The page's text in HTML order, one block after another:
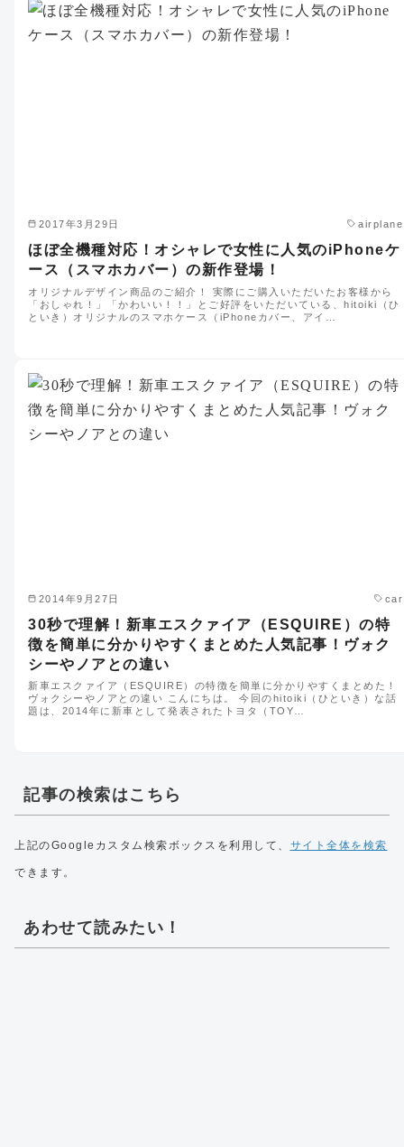
2017年3月29日 airplane
ほぼ全機種対応！オシャレで女性に人気のiPhoneケ
ース（スマホカバー）の新作登場！
オリジナルデザイン商品のご紹介！ 実際にご購入いただいたお客様から
「おしゃれ！」「かわいい！！」とご好評をいただいている、hitoiki（ひ
といき）オリジナルのスマホケース（iPhoneカバー、アイ…
2014年9月27日 car
30秒で理解！新車エスクァイア（ESQUIRE）の特
徴を簡単に分かりやすくまとめた人気記事！ヴォク
シーやノアとの違い
新車エスクァイア（ESQUIRE）の特徴を簡単に分かりやすくまとめた！
ヴォクシーやノアとの違い こんにちは。 今回のhitoiki（ひといき）な話
題は、2014年に新車として発表されたトヨタ（TOY…
記事の検索はこちら
上記のGoogleカスタム検索ボックスを利用して、 サイト全体を検索
できます。
あわせて読みたい！